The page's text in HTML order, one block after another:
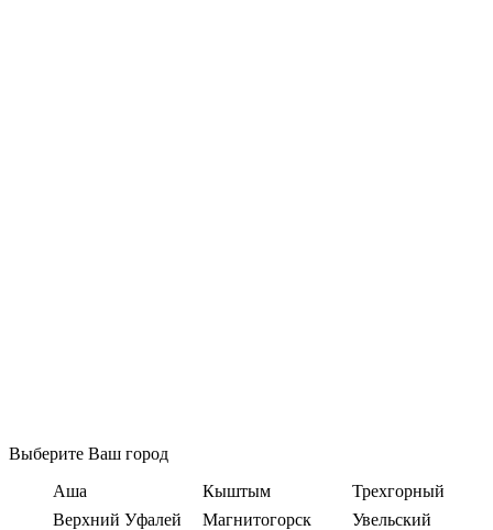
Выберите Ваш город
Аша
Верхний Уфалей
Кыштым
Магнитогорск
Трехгорный
Увельский